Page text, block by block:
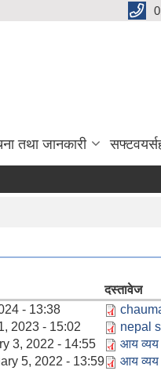
तथा जानकारी
दस्तावेज
- 13:38
2023 - 15:02 nepal
3, 2022 - 14:55 आय व्यय
5, 2022 - 13:59 आय व्यय